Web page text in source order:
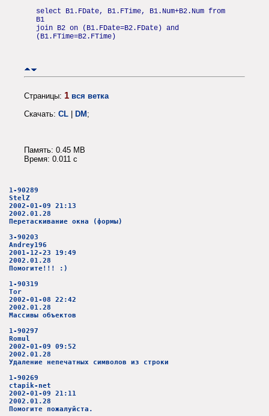
select B1.FDate, B1.FTime, B1.Num+B2.Num from
B1
join B2 on (B1.FDate=B2.FDate) and
(B1.FTime=B2.FTime)
Страницы: 1 вся ветка
Скачать: CL DM ;
Память: 0.45 MB
Время: 0.011 c
1-90289
StelZ
2002-01-09 21:13
2002.01.28
Перетаскивание окна (формы)
3-90203
Andrey196
2001-12-23 19:49
2002.01.28
Помогите!!! :)
1-90319
Tor
2002-01-08 22:42
2002.01.28
Массивы объектов
1-90297
Romul
2002-01-09 09:52
2002.01.28
Удаление непечатных символов из строки
1-90269
ctapik-net
2002-01-09 21:11
2002.01.28
Помогите пожалуйста.